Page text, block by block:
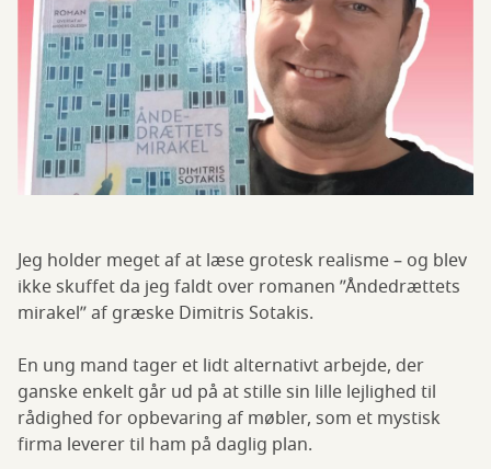
Jeg holder meget af at læse grotesk realisme – og blev
ikke skuffet da jeg faldt over romanen ”Åndedrættets
mirakel” af græske Dimitris Sotakis.
En ung mand tager et lidt alternativt arbejde, der
ganske enkelt går ud på at stille sin lille lejlighed til
rådighed for opbevaring af møbler, som et mystisk
firma leverer til ham på daglig plan.